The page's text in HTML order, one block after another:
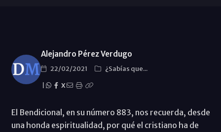
Alejandro Pérez Verdugo
22/02/2021
¿Sabías que...
X
El Bendicional, en su número 883, nos recuerda, desde
una honda espiritualidad, por qué el cristiano ha de